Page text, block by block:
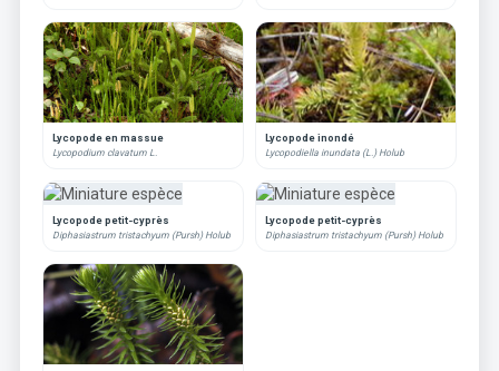
Lycopode en massue
Lycopodium clavatum L.
Lycopode inondé
Lycopodiella inundata (L.) Holub
Lycopode petit-cyprès
Diphasiastrum tristachyum (Pursh) Holub
Lycopode petit-cyprès
Diphasiastrum tristachyum (Pursh) Holub